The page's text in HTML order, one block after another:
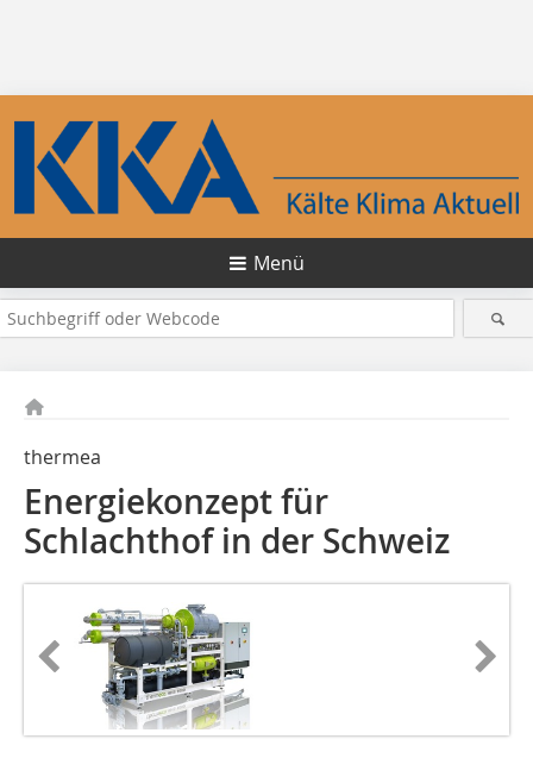
Menü
thermea
Energiekonzept für
Schlachthof in der Schweiz